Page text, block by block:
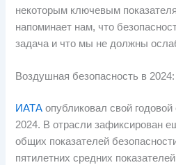
некоторым ключевым
напоминает нам, что
задача и что мы не должны
Воздушная безопасность в 2024:
ИАТА опубликовал свой
2024. В отрасли зафиксирован
общих показателей
пятилетних средних